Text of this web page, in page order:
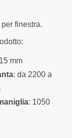
finestra.
mm
: da 2200 a
: 1050